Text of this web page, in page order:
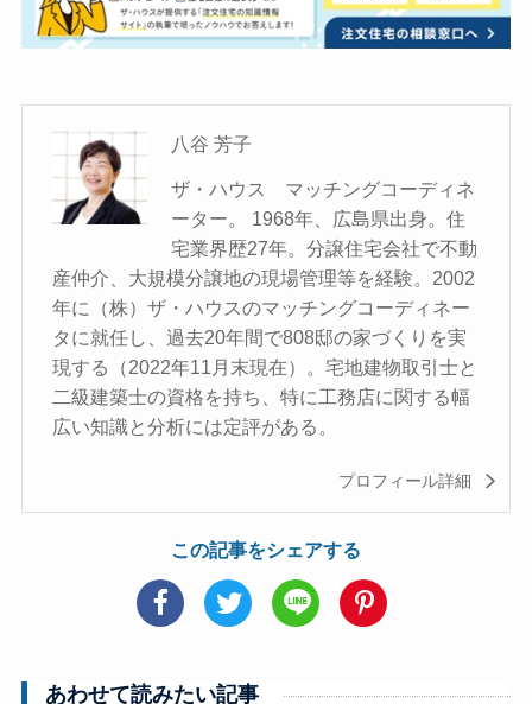
八谷 芳子
ザ・ハウス マッチングコーディネ
ーター。 1968年、広島県出身。住
宅業界歴27年。分譲住宅会社で不動
産仲介、大規模分譲地の現場管理等を経験。2002
年に（株）ザ・ハウスのマッチングコーディネー
タに就任し、過去20年間で808邸の家づくりを実
現する（2022年11月末現在）。宅地建物取引士と
二級建築士の資格を持ち、特に工務店に関する幅
広い知識と分析には定評がある。
プロフィール詳細
この記事をシェアする
あわせて読みたい記事